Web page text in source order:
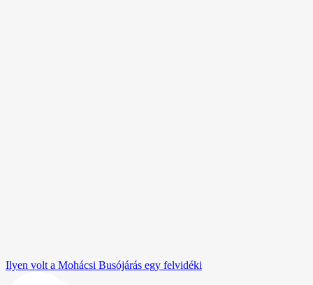
Ilyen volt a Mohácsi Busójárás egy felvidéki